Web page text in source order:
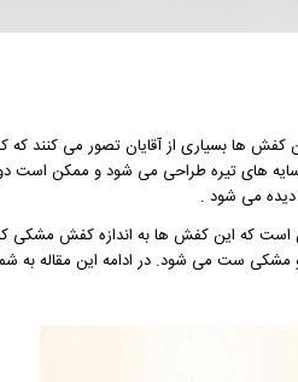
کفش ها بسیاری از آقایان تصور می کنند
های تیره طراحی می شود و ممکن است دو
دیده می شود .
که این کفش ها به اندازه کفش مشکی
مشکی ست می شود. در ادامه این مقاله به